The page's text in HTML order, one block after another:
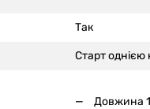
Так
Старт
Довжина